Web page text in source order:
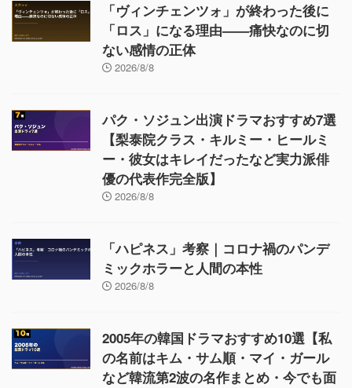
「ヴィンチェンツォ」が終わった後に
「ロス」になる理由——痛快なのに切
ない感情の正体
2026/8/8
パク・ソジュン出演ドラマおすすめ7選
【梨泰院クラス・キルミー・ヒールミ
ー・彼女はキレイだったなど実力派俳
優の代表作完全版】
2026/8/8
「ハピネス」考察｜コロナ禍のパンデ
ミックホラーと人間の本性
2026/8/8
2005年の韓国ドラマおすすめ10選【私
の名前はキム・サム順・マイ・ガール
など韓流第2波の名作まとめ・今でも面